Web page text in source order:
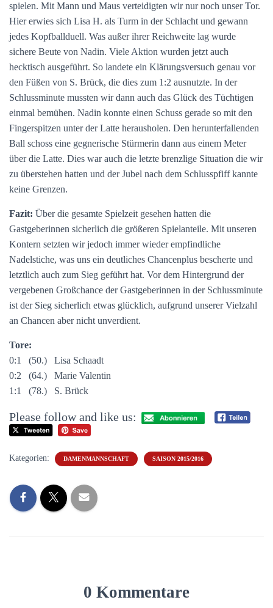
spielen. Mit Mann und Maus verteidigten wir nur noch unser Tor.
Hier erwies sich Lisa H. als Turm in der Schlacht und gewann
jedes Kopfballduell. Was außer ihrer Reichweite lag wurde
sichere Beute von Nadin. Viele Aktion wurden jetzt auch
hecktisch ausgeführt. So landete ein Klärungsversuch genau vor
den Füßen von S. Brück, die dies zum 1:2 ausnutzte. In der
Schlussminute mussten wir dann auch das Glück des Tüchtigen
einmal bemühen. Nadin konnte einen Schuss gerade so mit den
Fingerspitzen unter der Latte herausholen. Den herunterfallenden
Ball schoss eine gegnerische Stürmerin dann aus einem Meter
über die Latte. Dies war auch die letzte brenzlige Situation die wir
zu überstehen hatten und der Jubel nach dem Schlusspfiff kannte
keine Grenzen.
Fazit: Über die gesamte Spielzeit gesehen hatten die
Gastgeberinnen sicherlich die größeren Spielanteile. Mit unseren
Kontern setzten wir jedoch immer wieder empfindliche
Nadelstiche, was uns ein deutliches Chancenplus bescherte und
letztlich auch zum Sieg geführt hat. Vor dem Hintergrund der
vergebenen Großchance der Gastgeberinnen in der Schlussminute
ist der Sieg sicherlich etwas glücklich, aufgrund unserer Vielzahl
an Chancen aber nicht unverdient.
Tore:
0:1 (50.) Lisa Schaadt
0:2 (64.) Marie Valentin
1:1 (78.) S. Brück
Please follow and like us:
Kategorien: DAMENMANNSCHAFT SAISON 2015/2016
0 Kommentare